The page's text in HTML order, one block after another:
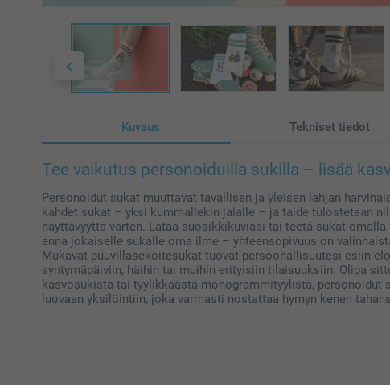
Kuvaus Tekniset tiedot
Tee vaikutus personoiduilla sukilla – lisää
Personoidut sukat muuttavat tavallisen ja yleisen lahjan
kahdet sukat – yksi kummallekin jalalle – ja taide tulostetaan
näyttävyyttä varten. Lataa suosikkikuviasi tai teetä sukat
anna jokaiselle sukalle oma ilme – yhteensopivuus on
Mukavat puuvillasekoitesukat tuovat persoonallisuutesi esiin
syntymäpäiviin, häihin tai muihin erityisiin tilaisuuksiin. Olipa
kasvosukista tai tyylikkäästä monogrammityylistä, personoidut
luovaan yksilöintiin, joka varmasti nostattaa hymyn kenen